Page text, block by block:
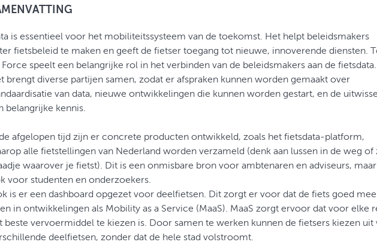
is essentieel voor het mobiliteitssysteem van de toekomst. Het helpt beleidsmakers
fietsbeleid te maken en geeft de fietser toegang tot nieuwe, innoverende diensten.
Force speelt een belangrijke rol in het verbinden van de beleidsmakers aan de fietsdata.
brengt diverse partijen samen, zodat er afspraken kunnen worden gemaakt over
van data, nieuwe ontwikkelingen die kunnen worden gestart, en de
belangrijke kennis.
de afgelopen tijd zijn er concrete producten ontwikkeld, zoals het fietsdata-platform,
alle fietstellingen van Nederland worden verzameld (denk aan lussen in de weg of
waarover je fietst). Dit is een onmisbare bron voor ambtenaren en adviseurs, maar
voor studenten en onderzoekers.
is er een dashboard opgezet voor deelfietsen. Dit zorgt er voor dat de fiets goed mee
in ontwikkelingen als Mobility as a Service (MaaS). MaaS zorgt ervoor dat voor elke
beste vervoermiddel te kiezen is. Door samen te werken kunnen de fietsers kiezen uit
deelfietsen, zonder dat de hele stad volstroomt.